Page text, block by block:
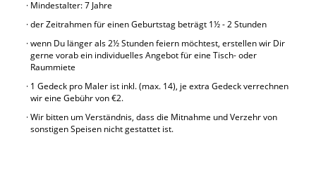
Mindestalter: 7 Jahre
der Zeitrahmen für einen Geburtstag beträgt 1½ - 2 Stunden
wenn Du länger als 2½ Stunden feiern möchtest, erstellen wir Dir
gerne vorab ein individuelles Angebot für eine Tisch- oder
Raummiete
1 Gedeck pro Maler ist inkl. (max. 14), je extra Gedeck verrechnen
wir eine Gebühr von €2.
Wir bitten um Verständnis, dass die Mitnahme und Verzehr von
sonstigen Speisen nicht gestattet ist.